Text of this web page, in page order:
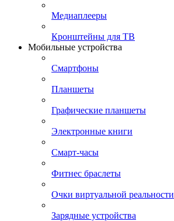
Медиаплееры
Кронштейны для ТВ
Мобильные устройства
Смартфоны
Планшеты
Графические планшеты
Электронные книги
Смарт-часы
Фитнес браслеты
Очки виртуальной реальности
Зарядные устройства